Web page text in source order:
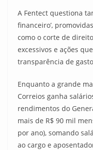
A Fentect questiona
financeiro’,
como o corte de
excessivos e ações
transparência de
Enquanto a grande
Correios ganha
rendimentos do
mais de R$ 90 mil
por ano), somando
ao cargo e